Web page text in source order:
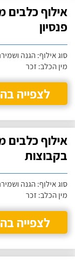
אילוף כלבים
פנסיון
סוג אילוף: הגנה
מין הכלב: זכר
לצפייה
אילוף כלבים
בקבוצות
סוג אילוף: הגנה
מין הכלב: זכר
לצפייה